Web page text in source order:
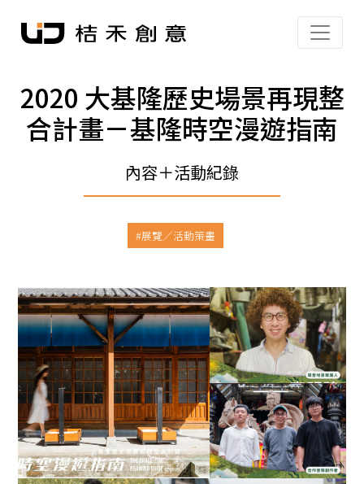
2020 大基隆歷史場景再現整
合計畫－基隆時空漫遊指南
內容＋活動紀錄
展覽／活動策畫